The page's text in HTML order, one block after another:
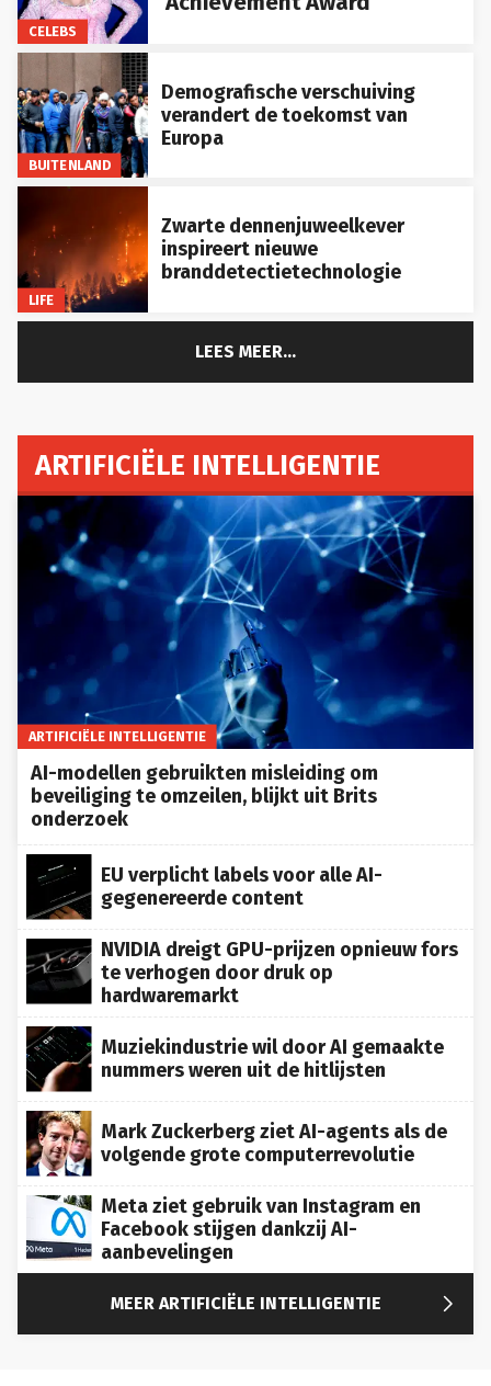
CELEBS
BUITENLAND
verandert de toekomst van
Europa
LIFE
inspireert nieuwe
branddetectietechnologie
ARTIFICIËLE INTELLIGENTIE
ARTIFICIËLE INTELLIGENTIE
AI-modellen gebruikten misleiding om
beveiliging te omzeilen, blijkt uit Brits
onderzoek
gegenereerde content
te verhogen door druk op
hardwaremarkt
nummers weren uit de hitlijsten
volgende grote computerrevolutie
Facebook stijgen dankzij AI-
aanbevelingen